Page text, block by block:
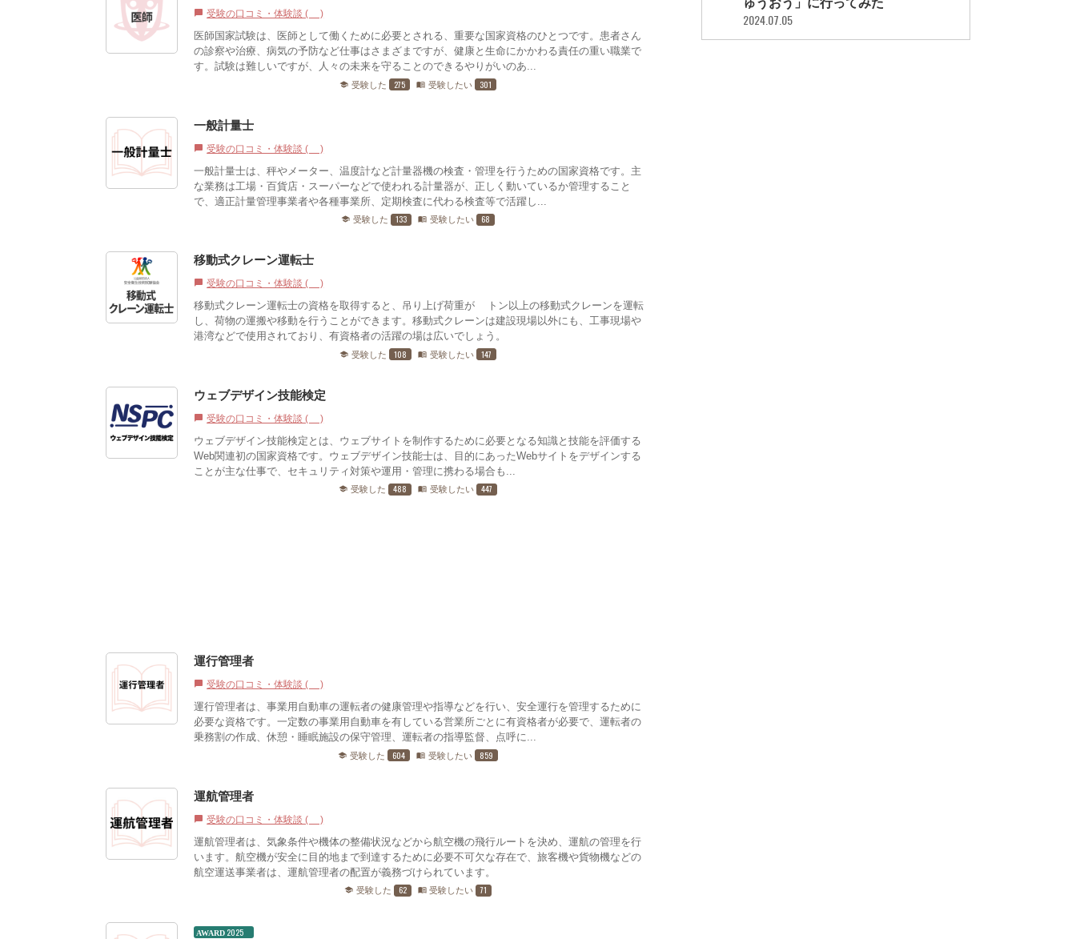
chat_bubble 受験の口コミ・体験談 (0)
医師国家試験は、医師として働くために必要とされる、重要な国家資格のひとつです。患者さん
の診察や治療、病気の予防など仕事はさまざまですが、健康と生命にかかわる責任の重い職業で
す。試験は難しいですが、人々の未来を守ることのできるやりがいのあ...
school 受験した 275 menu_book 受験したい 301
一般計量士
chat_bubble 受験の口コミ・体験談 (0)
一般計量士は、秤やメーター、温度計など計量器機の検査・管理を行うための国家資格です。主
な業務は工場・百貨店・スーパーなどで使われる計量器が、正しく動いているか管理すること
で、適正計量管理事業者や各種事業所、定期検査に代わる検査等で活躍し...
school 受験した 133 menu_book 受験したい 68
移動式クレーン運転士
chat_bubble 受験の口コミ・体験談 (0)
移動式クレーン運転士の資格を取得すると、吊り上げ荷重が5トン以上の移動式クレーンを運転
し、荷物の運搬や移動を行うことができます。移動式クレーンは建設現場以外にも、工事現場や
港湾などで使用されており、有資格者の活躍の場は広いでしょう。
school 受験した 108 menu_book 受験したい 147
ウェブデザイン技能検定
chat_bubble 受験の口コミ・体験談 (0)
ウェブデザイン技能検定とは、ウェブサイトを制作するために必要となる知識と技能を評価する
Web関連初の国家資格です。ウェブデザイン技能士は、目的にあったWebサイトをデザインする
ことが主な仕事で、セキュリティ対策や運用・管理に携わる場合も...
school 受験した 488 menu_book 受験したい 447
運行管理者
chat_bubble 受験の口コミ・体験談 (0)
運行管理者は、事業用自動車の運転者の健康管理や指導などを行い、安全運行を管理するために
必要な資格です。一定数の事業用自動車を有している営業所ごとに有資格者が必要で、運転者の
乗務割の作成、休憩・睡眠施設の保守管理、運転者の指導監督、点呼に...
school 受験した 604 menu_book 受験したい 859
運航管理者
chat_bubble 受験の口コミ・体験談 (0)
運航管理者は、気象条件や機体の整備状況などから航空機の飛行ルートを決め、運航の管理を行
います。航空機が安全に目的地まで到達するために必要不可欠な存在で、旅客機や貨物機などの
航空運送事業者は、運航管理者の配置が義務づけられています。
school 受験した 62 menu_book 受験したい 71
AWARD 2025
ゅうおう」に行ってみた
2024.07.05